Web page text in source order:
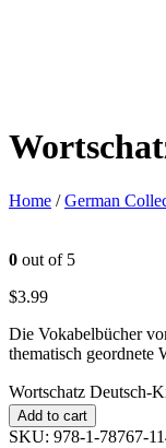
Home /German
0 out of 5
$3.99
Die Vokabelbücher
thematisch geordnete
Wortschatz Deutsch-
Add to cart
SKU: 978-1-78767-